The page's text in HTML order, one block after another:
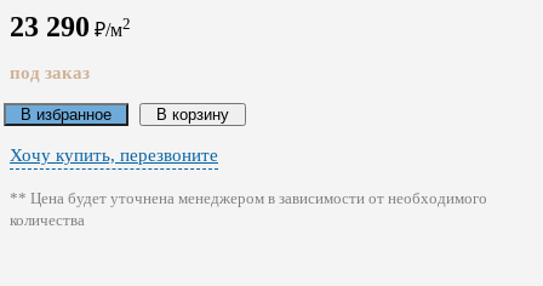
23 290 ₽/м2
под заказ
В избранное В корзину
Хочу купить, перезвоните
** Цена будет уточнена менеджером в зависимости от необходимого
количества